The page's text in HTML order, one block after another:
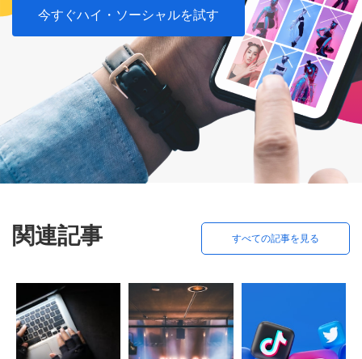
今すぐハイ・ソーシャルを試す
関連記事 すべての記事を見る